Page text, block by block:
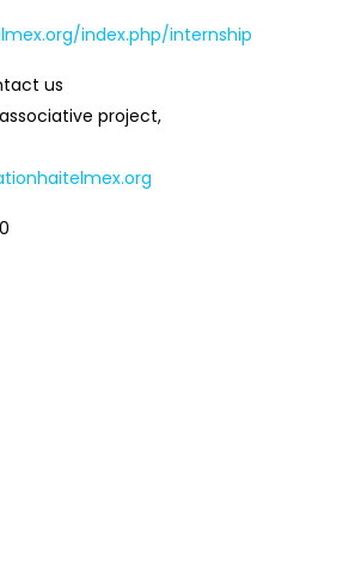
index.php/internship
us
project,